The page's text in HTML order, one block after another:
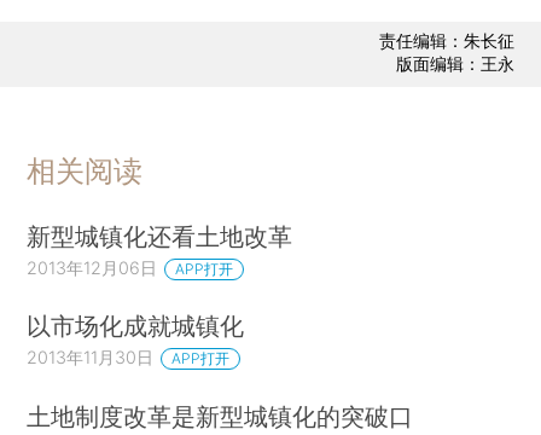
责任编辑：朱长征
版面编辑：王永
相关阅读
新型城镇化还看土地改革
2013年12月06日 APP打开
以市场化成就城镇化
2013年11月30日 APP打开
土地制度改革是新型城镇化的突破口